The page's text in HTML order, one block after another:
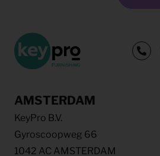
AMSTERDAM
KeyPro B.V.
Gyroscoopweg 66
1042 AC AMSTERDAM